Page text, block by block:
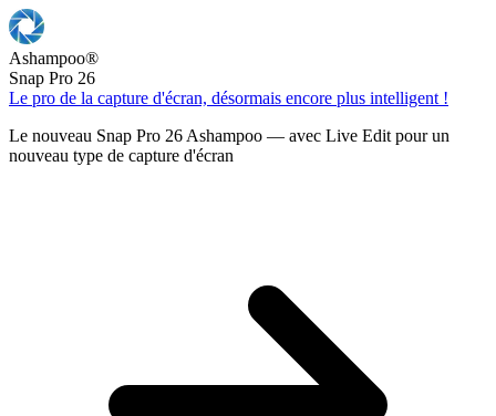
Ashampoo®
Snap Pro 26
Le pro de la capture d'écran, désormais encore plus intelligent !
Le nouveau Snap Pro 26 Ashampoo — avec Live Edit pour un
nouveau type de capture d'écran